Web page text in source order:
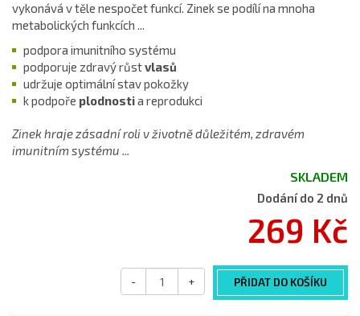
vykonává v těle nespočet funkcí. Zinek se podílí na mnoha
metabolických funkcích ...
podpora imunitního systému
podporuje zdravý růstvlasů
udržuje optimální stav pokožky
k podpoře plodnostia reprodukci
Zinek hraje zásadní roli v životně důležitém, zdravém
imunitním systému ...
SKLADEM
Dodání do 2 dnů
269 Kč
PŘIDAT DO KOŠÍKU
- +